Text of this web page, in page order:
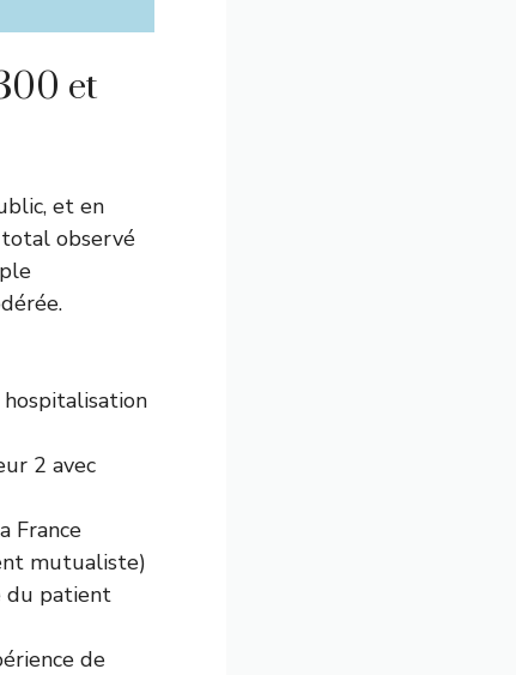
et
et en
observé
hospitalisation
2 avec
France
mutualiste)
du patient
de